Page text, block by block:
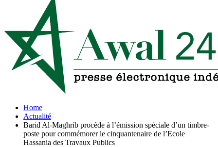
Home
Actualité
Barid Al-Maghrib procède à l’émission spéciale d’un timbre-
poste pour commémorer le cinquantenaire de l’Ecole
Hassania des Travaux Publics